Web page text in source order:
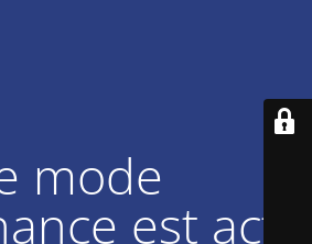
mode
est actif